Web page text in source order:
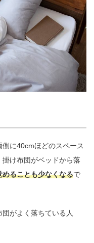
に40cmほどのスペース
け布団がベッドから落
ることも少なくなるで
がよく落ちている人